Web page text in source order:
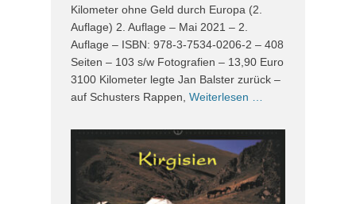
Kilometer ohne Geld durch Europa (2.
Auflage) 2. Auflage – Mai 2021 – 2.
Auflage – ISBN: 978-3-7534-0206-2 – 408
Seiten – 103 s/w Fotografien – 13,90 Euro
3100 Kilometer legte Jan Balster zurück –
auf Schusters Rappen, Weiterlesen …